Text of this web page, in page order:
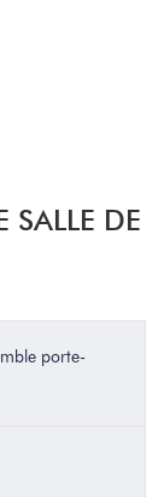
SALLE DE
porte-